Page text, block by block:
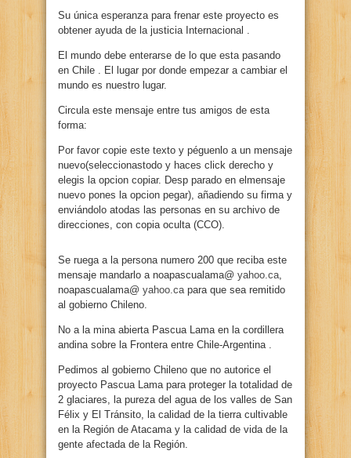
Su única esperanza para frenar este proyecto es
obtener ayuda de la justicia Internacional .
El mundo debe enterarse de lo que esta pasando
en Chile . El lugar por donde empezar a cambiar el
mundo es nuestro lugar.
Circula este mensaje entre tus amigos de esta
forma:
Por favor copie este texto y péguenlo a un mensaje
nuevo(seleccionastodo y haces click derecho y
elegis la opcion copiar. Desp parado en elmensaje
nuevo pones la opcion pegar), añadiendo su firma y
enviándolo atodas las personas en su archivo de
direcciones, con copia oculta (CCO).
Se ruega a la persona numero 200 que reciba este
mensaje mandarlo a noapascualama@ yahoo.ca,
noapascualama@ yahoo.capara que sea remitido
al gobierno Chileno.
No a la mina abierta Pascua Lama en la cordillera
andina sobre la Frontera entre Chile-Argentina .
Pedimos al gobierno Chileno que no autorice el
proyecto Pascua Lama para proteger la totalidad de
2 glaciares, la pureza del agua de los valles de San
Félix y El Tránsito, la calidad de la tierra cultivable
en la Región de Atacama y la calidad de vida de la
gente afectada de la Región.